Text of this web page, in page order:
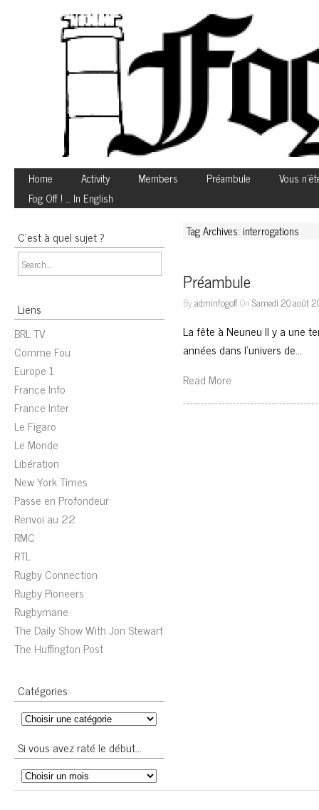
Home Activity Members Préambule
Vous
Fog Off ! … In English
C’est à quel sujet ?
Liens
BRL TV
Comme Fou
Europe 1
France Info
France Inter
Le Figaro
Le Monde
Libération
New York Times
Passe en Profondeur
Renvoi au 22
RMC
RTL
Rugby Connection
Rugby Pioneers
Rugbymane
The Daily Show With Jon Stewart
The Huffington Post
Catégories
Si vous avez raté le début…
Tag Archives: interrogations
Préambule
ByadminfogoffOnSamedi 20 août
La fête à Neuneu Il y a une
années dans l’univers de…
Read More